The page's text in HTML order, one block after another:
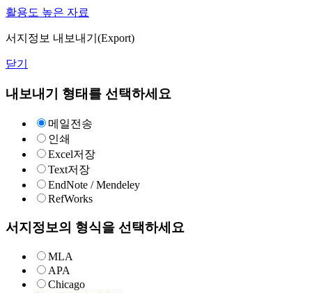
활용도 높은 자료
서지정보 내보내기(Export)
닫기
내보내기 형태를 선택하세요
메일전송
인쇄
Excel저장
Text저장
EndNote / Mendeley
RefWorks
서지정보의 형식을 선택하세요
MLA
APA
Chicago